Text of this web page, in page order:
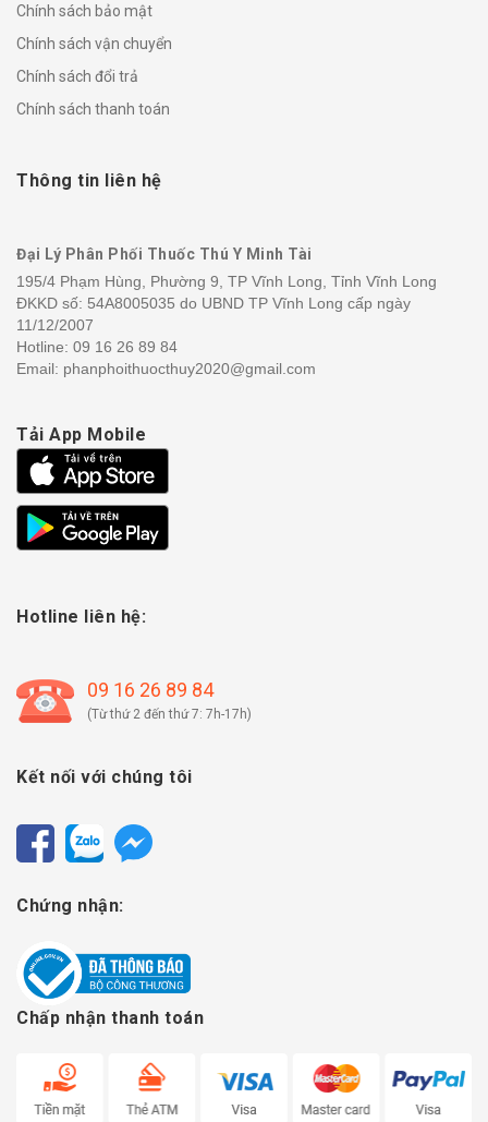
Chính sách bảo mật
Chính sách vận chuyển
Chính sách đổi trả
Chính sách thanh toán
Thông tin liên hệ
Đại Lý Phân Phối Thuốc Thú Y Minh Tài
195/4 Phạm Hùng, Phường 9, TP Vĩnh Long, Tỉnh Vĩnh Long
ĐKKD số: 54A8005035 do UBND TP Vĩnh Long cấp ngày
11/12/2007
Hotline: 09 16 26 89 84
Email: phanphoithuocthuy2020@gmail.com
Tải App Mobile
Hotline liên hệ:
09 16 26 89 84
(Từ thứ 2 đến thứ 7: 7h-17h)
Kết nối với chúng tôi
Chứng nhận:
Chấp nhận thanh toán